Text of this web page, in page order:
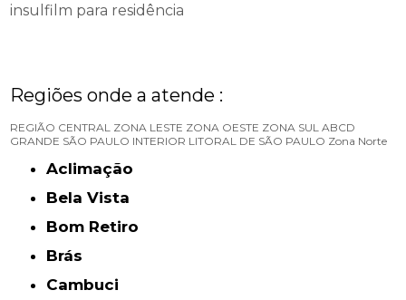
insulfilm para residência
Regiões onde a atende :
REGIÃO CENTRAL ZONA LESTE ZONA OESTE ZONA SUL ABCD
GRANDE SÃO PAULO INTERIOR LITORAL DE SÃO PAULO Zona Norte
Aclimação
Bela Vista
Bom Retiro
Brás
Cambuci